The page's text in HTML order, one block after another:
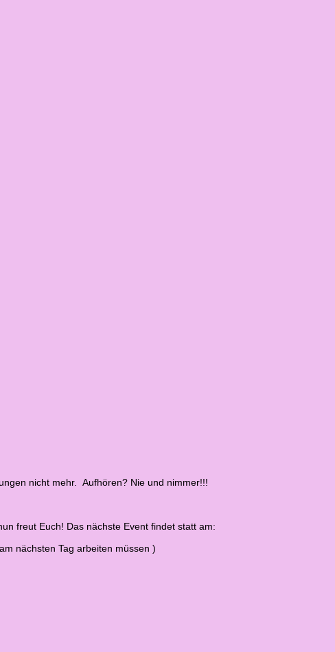
nicht mehr. Aufhören? Nie und nimmer!!!
freut Euch! Das nächste Event findet statt am:
nächsten Tag arbeiten müssen )